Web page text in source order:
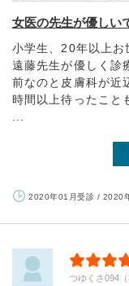
女医の先生が優しい
小学生、20年以上お
遠藤先生が優しく診
前なのと皮膚科が近
時間以上待ったこと
2020年01月受診 / 2020
つゆくさ094